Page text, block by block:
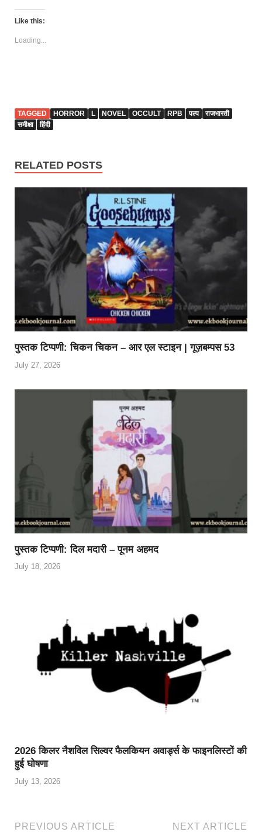
Like this:
Loading...
TAGGED HORROR L NOVEL OCCULT RPB पल्प
राजभारती
समीक्षा
हिंदी
RELATED POSTS
पुस्तक टिप्पणी: चिकन चिकन – आर एल स्टाइन | गूज़बम्पस 53
July 27, 2026
पुस्तक टिप्पणी: दिल मदारी – पूनम अहमद
July 18, 2026
2026 किलर नैशविल सिल्वर फैलकियन अवार्ड्स के फाइनलिस्टों की
हुई घोषणा
July 13, 2026
PREVIOUS ARTICLE
NEXT ARTICLE